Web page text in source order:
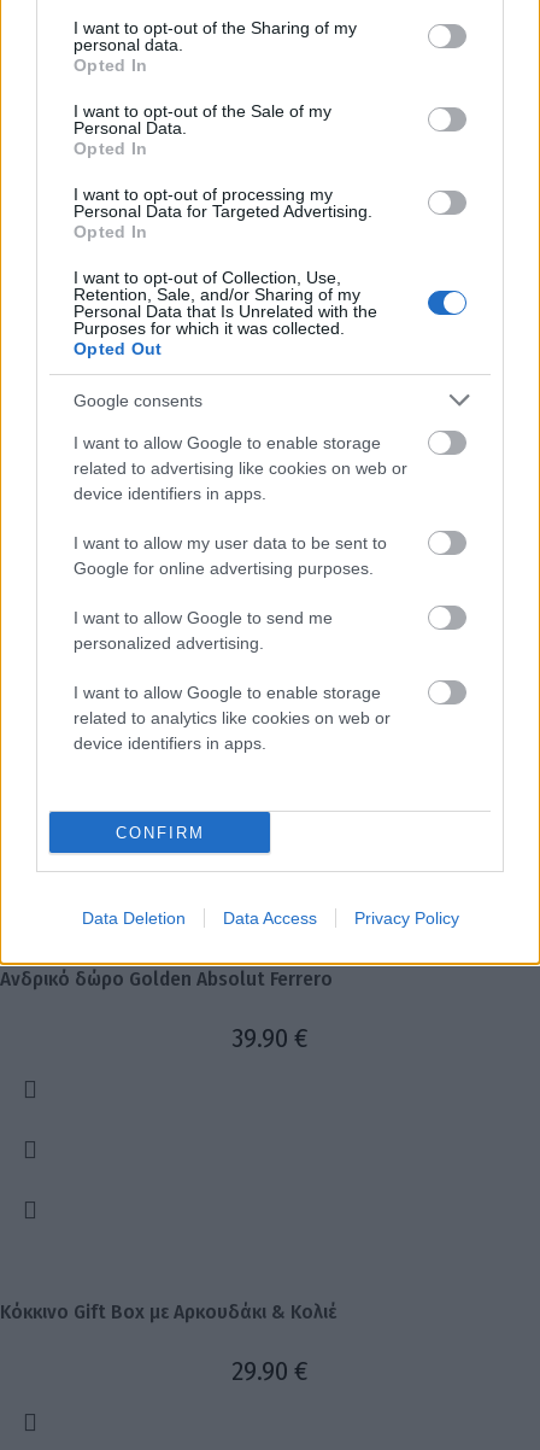
not limited to your visit or usage behaviour. You may click to
grant or deny consent to Google and its third-party tags to
use your data for below specified purposes in below Google
consent section.
I want to opt-out of the Sharing of my
personal data.
Opted In
I want to opt-out of the Sale of my
Personal Data.
Opted In
I want to opt-out of processing my
Personal Data for Targeted Advertising.
Opted In
I want to opt-out of Collection, Use,
Retention, Sale, and/or Sharing of my
Personal Data that Is Unrelated with the
Purposes for which it was collected.
Opted Out
Google consents
I want to allow Google to enable storage
related to advertising like cookies on web or
device identifiers in apps.
I want to allow my user data to be sent to
Google for online advertising purposes.
I want to allow Google to send me
personalized advertising.
I want to allow Google to enable storage
related to analytics like cookies on web or
device identifiers in apps.
CONFIRM
Data Deletion Data Access Privacy Policy
Γυναικείο δώρο αρκουδάκι Raffaello
Aνδρικό δώρο με αλυσίδα
34.90€
Ανδρικό δώρο Golden Absolut Ferrero
39.90 €
Κόκκινο Gift Box με Αρκουδάκι & Κολιέ
29.90 €